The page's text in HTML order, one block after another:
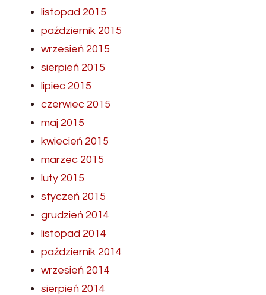
listopad 2015
październik 2015
wrzesień 2015
sierpień 2015
lipiec 2015
czerwiec 2015
maj 2015
kwiecień 2015
marzec 2015
luty 2015
styczeń 2015
grudzień 2014
listopad 2014
październik 2014
wrzesień 2014
sierpień 2014